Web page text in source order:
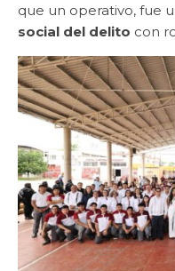
que un operativo, fue
social del delito con